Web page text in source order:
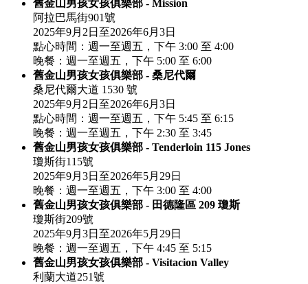
舊金山男孩女孩俱樂部 - Mission
阿拉巴馬街901號
2025年9月2日至2026年6月3日
點心時間：週一至週五，下午 3:00 至 4:00
晚餐：週一至週五，下午 5:00 至 6:00
舊金山男孩女孩俱樂部 - 桑尼代爾
桑尼代爾大道 1530 號
2025年9月2日至2026年6月3日
點心時間：週一至週五，下午 5:45 至 6:15
晚餐：週一至週五，下午 2:30 至 3:45
舊金山男孩女孩俱樂部 - Tenderloin 115 Jones
瓊斯街115號
2025年9月3日至2026年5月29日
晚餐：週一至週五，下午 3:00 至 4:00
舊金山男孩女孩俱樂部 - 田德隆區 209 瓊斯
瓊斯街209號
2025年9月3日至2026年5月29日
晚餐：週一至週五，下午 4:45 至 5:15
舊金山男孩女孩俱樂部 - Visitacion Valley
利蘭大道251號